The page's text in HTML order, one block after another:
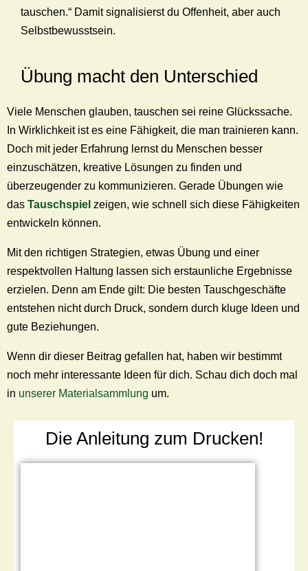
tauschen.“ Damit signalisierst du Offenheit, aber auch
Selbstbewusstsein.
Übung macht den Unterschied
Viele Menschen glauben, tauschen sei reine Glückssache.
In Wirklichkeit ist es eine Fähigkeit, die man trainieren kann.
Doch mit jeder Erfahrung lernst du Menschen besser
einzuschätzen, kreative Lösungen zu finden und
überzeugender zu kommunizieren. Gerade Übungen wie
das Tauschspiel zeigen, wie schnell sich diese Fähigkeiten
entwickeln können.
Mit den richtigen Strategien, etwas Übung und einer
respektvollen Haltung lassen sich erstaunliche Ergebnisse
erzielen. Denn am Ende gilt: Die besten Tauschgeschäfte
entstehen nicht durch Druck, sondern durch kluge Ideen und
gute Beziehungen.
Wenn dir dieser Beitrag gefallen hat, haben wir bestimmt
noch mehr interessante Ideen für dich. Schau dich doch mal
in unserer Materialsammlung um.
Die Anleitung zum Drucken!